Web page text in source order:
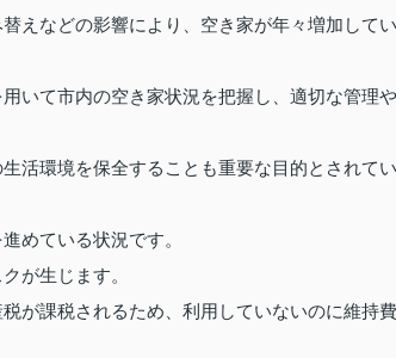
えなどの影響により、空き家が年々増加してい
いて市内の空き家状況を把握し、適切な管理や
活環境を保全することも重要な目的とされてい
めている状況です。
が生じます。
が課税されるため、利用していないのに維持費